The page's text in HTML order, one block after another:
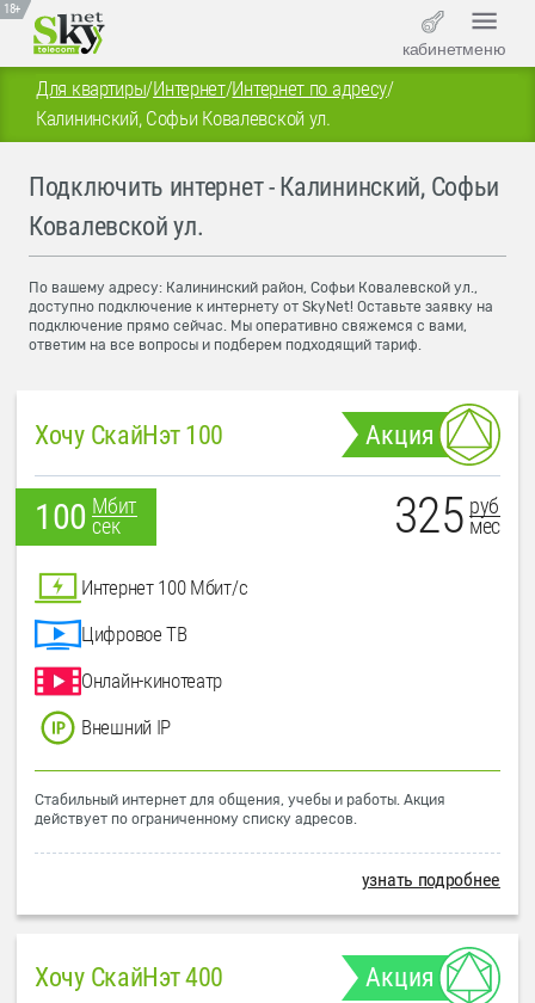
18+
кабинетменю
Для квартиры/Интернет/Интернет по адресу/
Калининский, Софьи Ковалевской ул.
Подключить интернет - Калининский, Софьи
Ковалевской ул.
По вашему адресу: Калининский район, Софьи Ковалевской ул.,
доступно подключение к интернету от SkyNet! Оставьте заявку на
подключение прямо сейчас. Мы оперативно свяжемся с вами,
ответим на все вопросы и подберем подходящий тариф.
Хочу СкайНэт 100 Акция
100 Мбит
сек
325 руб
мес
Интернет 100 Мбит/с
Цифровое ТВ
Онлайн-кинотеатр
Внешний IP
Стабильный интернет для общения, учебы и работы. Акция
действует по ограниченному списку адресов.
узнать подробнее
Хочу СкайНэт 400 Акция